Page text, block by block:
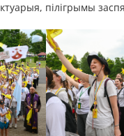
пілігрымы